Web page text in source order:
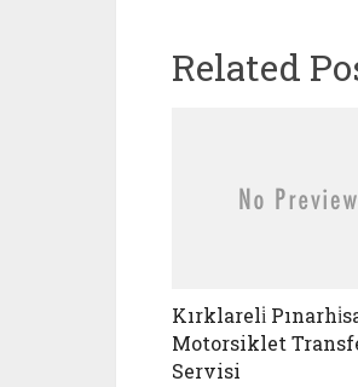
Related
Kırklareli̇
Motorsiklet
Servisi